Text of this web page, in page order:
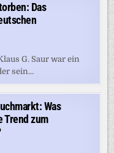
Das
G. Saur war ein
sein...
Was
Trend zum